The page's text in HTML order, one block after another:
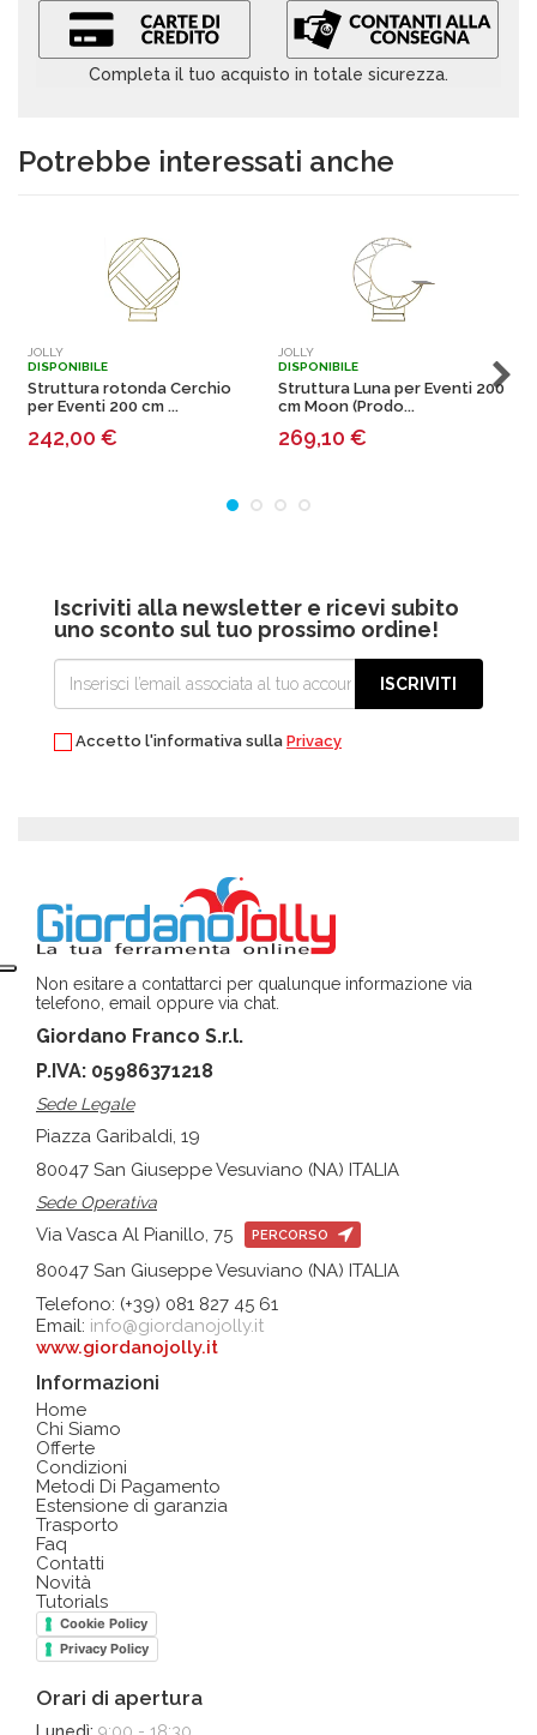
Completa il tuo acquisto in totale sicurezza.
Potrebbe interessati anche
JOLLY
DISPONIBILE
Struttura rotonda Cerchio
per Eventi 200 cm ...
242,00 €
JOLLY
DISPONIBILE
Struttura Luna per Eventi 200
cm Moon (Prodo...
269,10 €
Iscriviti alla newsletter e ricevi subito
uno sconto sul tuo prossimo ordine!
ISCRIVITI
Accetto l'informativa sulla Privacy
Non esitare a contattarci per qualunque informazione via
telefono, email oppure via chat.
Giordano Franco S.r.l.
P.IVA: 05986371218
Sede Legale
Piazza Garibaldi, 19
80047 San Giuseppe Vesuviano (NA) ITALIA
Sede Operativa
Via Vasca Al Pianillo, 75 PERCORSO
80047 San Giuseppe Vesuviano (NA) ITALIA
Telefono: (+39) 081 827 45 61
Email: info@giordanojolly.it
www.giordanojolly.it
Informazioni
Home
Chi Siamo
Offerte
Condizioni
Metodi Di Pagamento
Estensione di garanzia
Trasporto
Faq
Contatti
Novità
Tutorials
Cookie Policy
Privacy Policy
Orari di apertura